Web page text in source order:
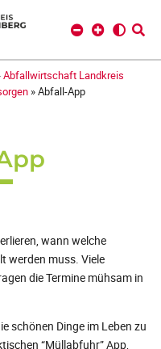
Abfallwirtschaft Landkreis
»Abfall-App
wann welche
werden muss. Viele
die Termine mühsam in
schönen Dinge im Leben zu
“Müllabfuhr” App,